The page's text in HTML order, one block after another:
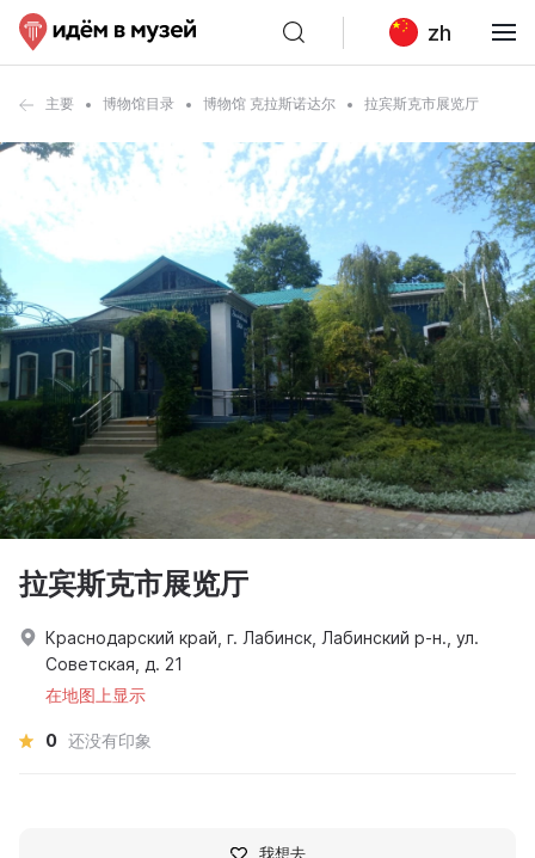
zh
主要 博物馆目录 博物馆 克拉斯诺达尔 拉宾斯克市展览厅
拉宾斯克市展览厅
Краснодарский край, г. Лабинск, Лабинский р-н., ул.
Советская, д. 21
在地图上显示
0 还没有印象
我想去